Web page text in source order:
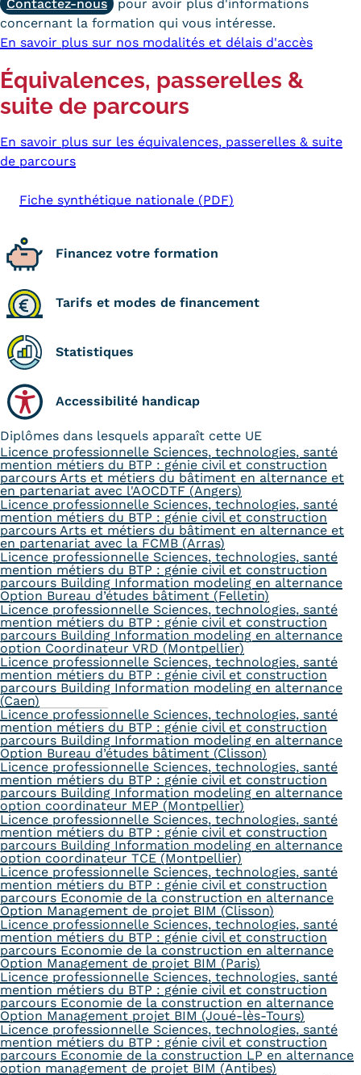
Contactez-nous
pour avoir plus d'informations
concernant la formation qui vous intéresse.
En savoir plus sur nos modalités et délais d'accès
Équivalences, passerelles &
suite de parcours
En savoir plus sur les équivalences, passerelles & suite
de parcours
Fiche synthétique nationale (PDF)
Financez votre formation
Tarifs et modes de financement
Statistiques
Accessibilité handicap
Diplômes dans lesquels apparaît cette UE
Licence professionnelle Sciences, technologies, santé
mention métiers du BTP : génie civil et construction
parcours Arts et métiers du bâtiment en alternance et
en partenariat avec l'AOCDTF (Angers)
Licence professionnelle Sciences, technologies, santé
mention métiers du BTP : génie civil et construction
parcours Arts et métiers du bâtiment en alternance et
en partenariat avec la FCMB (Arras)
Licence professionnelle Sciences, technologies, santé
mention métiers du BTP : génie civil et construction
parcours Building Information modeling en alternance
Option Bureau d’études bâtiment (Felletin)
Licence professionnelle Sciences, technologies, santé
mention métiers du BTP : génie civil et construction
parcours Building Information modeling en alternance
option Coordinateur VRD (Montpellier)
Licence professionnelle Sciences, technologies, santé
mention métiers du BTP : génie civil et construction
parcours Building Information modeling en alternance
(Caen)
Licence professionnelle Sciences, technologies, santé
mention métiers du BTP : génie civil et construction
parcours Building Information modeling en alternance
Option Bureau d’études bâtiment (Clisson)
Licence professionnelle Sciences, technologies, santé
mention métiers du BTP : génie civil et construction
parcours Building Information modeling en alternance
option coordinateur MEP (Montpellier)
Licence professionnelle Sciences, technologies, santé
mention métiers du BTP : génie civil et construction
parcours Building Information modeling en alternance
option coordinateur TCE (Montpellier)
Licence professionnelle Sciences, technologies, santé
mention métiers du BTP : génie civil et construction
parcours Economie de la construction en alternance
Option Management de projet BIM (Clisson)
Licence professionnelle Sciences, technologies, santé
mention métiers du BTP : génie civil et construction
parcours Economie de la construction en alternance
Option Management de projet BIM (Paris)
Licence professionnelle Sciences, technologies, santé
mention métiers du BTP : génie civil et construction
parcours Economie de la construction en alternance
Option Management projet BIM (Joué-lès-Tours)
Licence professionnelle Sciences, technologies, santé
mention métiers du BTP : génie civil et construction
parcours Economie de la construction LP en alternance
option management de projet BIM (Antibes)